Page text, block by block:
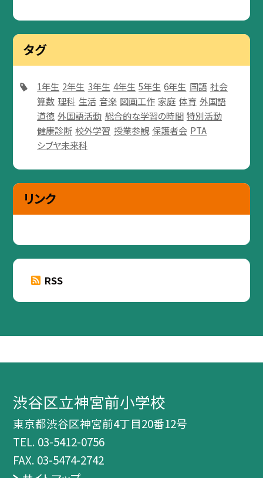
タグ
1年生 2年生 3年生 4年生 5年生 6年生 国語 社会
算数 理科 生活 音楽 図画工作 家庭 体育 外国語
道徳 外国語活動 総合的な学習の時間 特別活動
健康診断 校外学習 授業参観 保護者会 PTA
シブヤ未来科
リンク
RSS
渋谷区立神宮前小学校
東京都渋谷区神宮前4丁目20番12号
TEL. 03-5412-0756
FAX. 03-5474-2742